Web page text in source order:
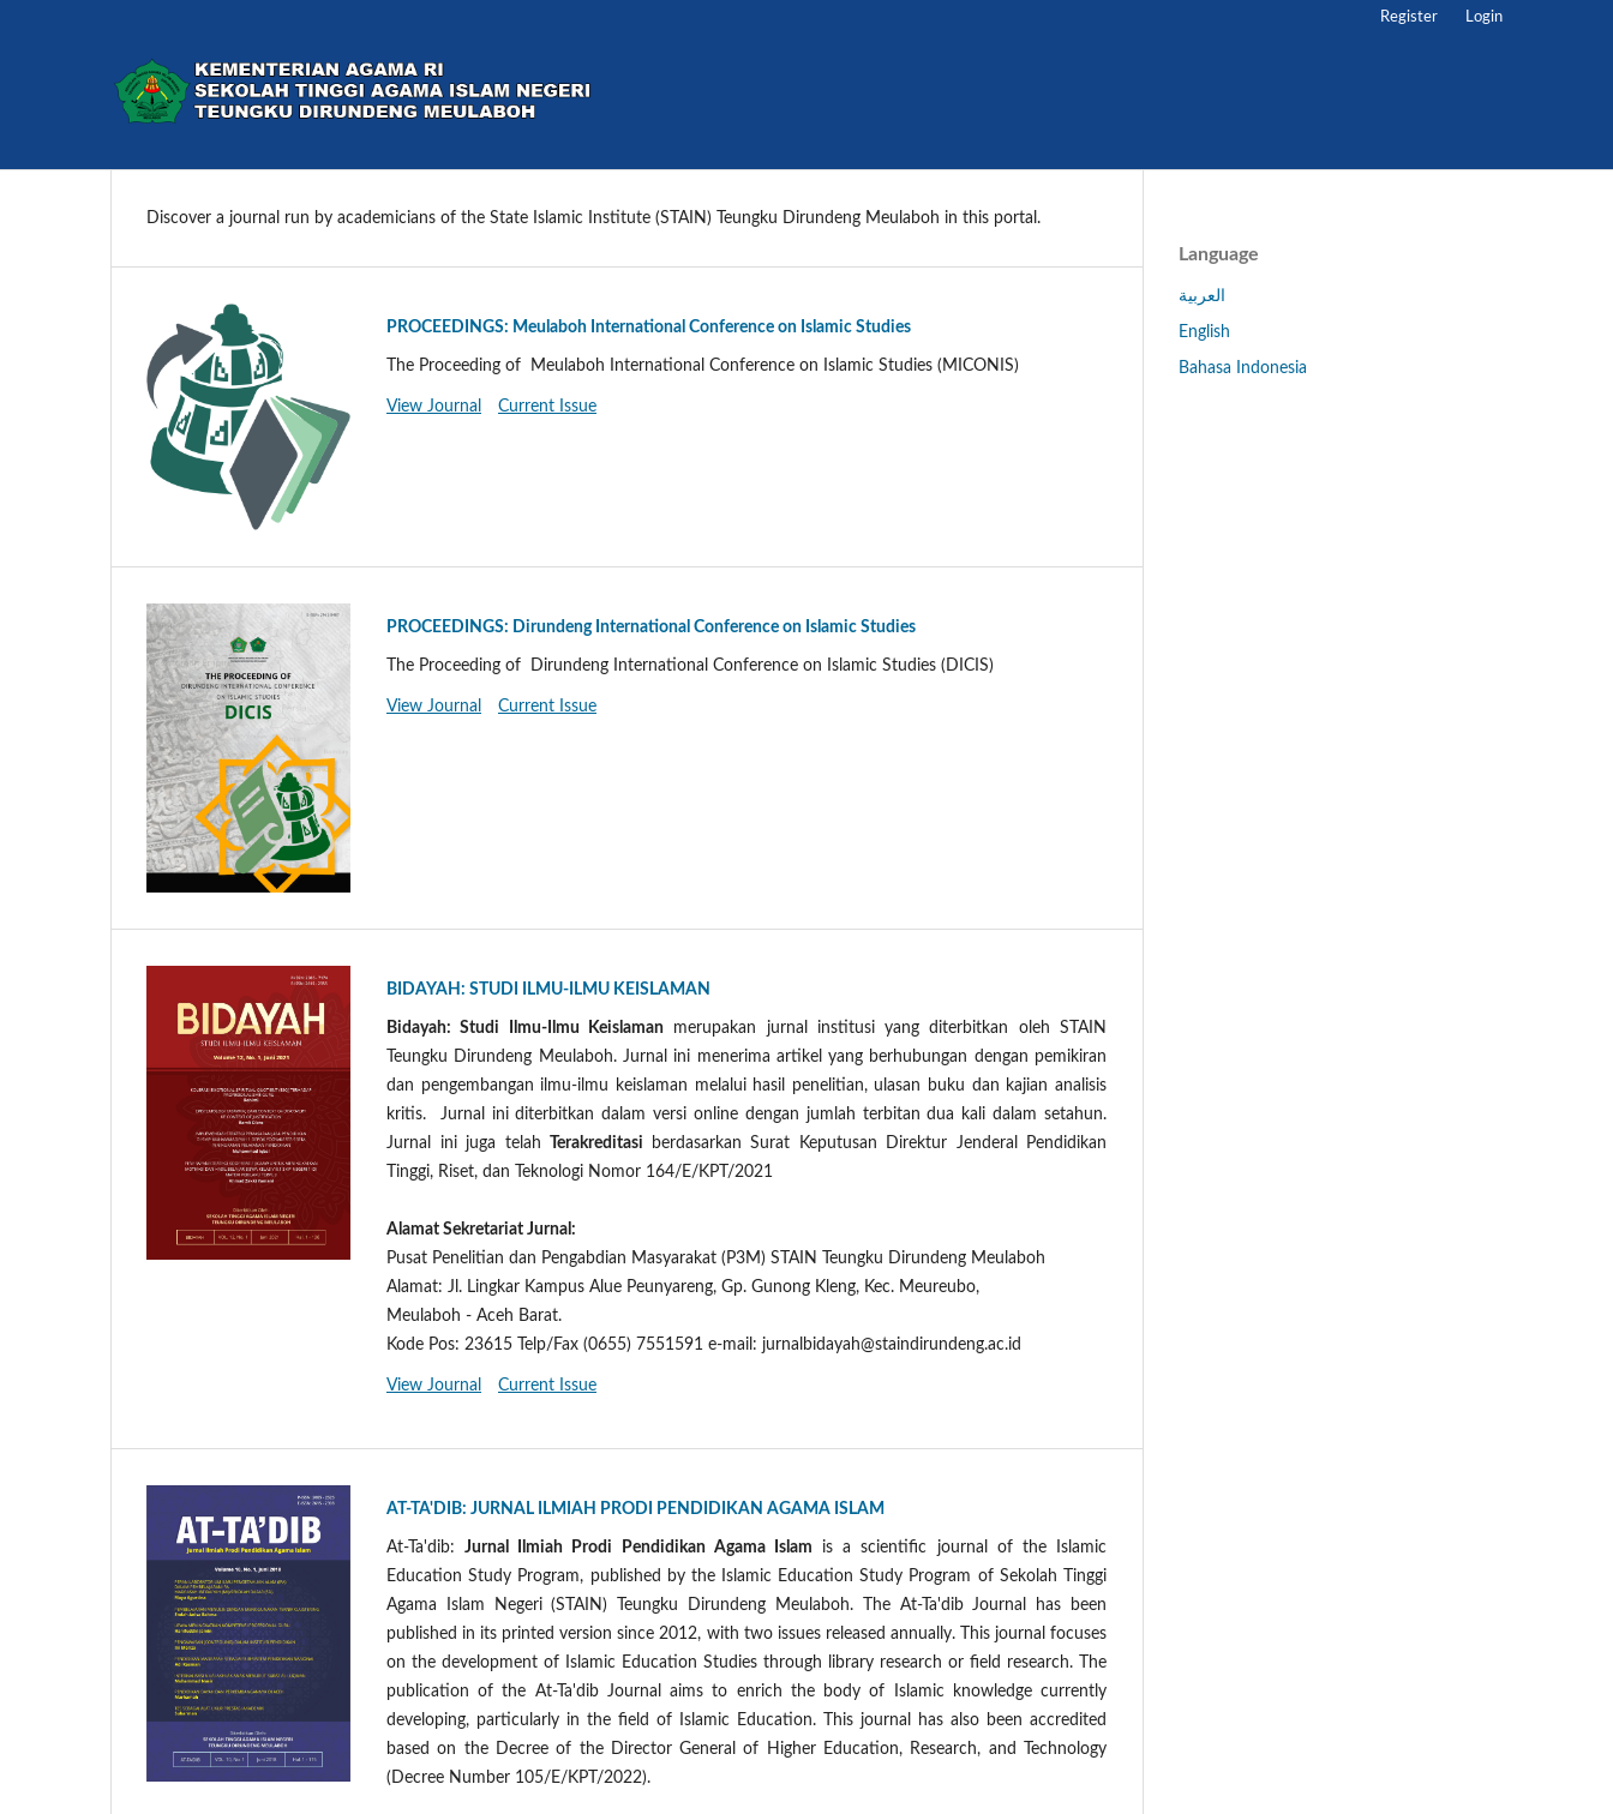
Register Login
Discover a journal run by academicians of the State Islamic Institute (STAIN) Teungku Dirundeng Meulaboh in this portal.
PROCEEDINGS: Meulaboh International Conference on Islamic Studies
The Proceeding of Meulaboh International Conference on Islamic Studies (MICONIS)
View Journal Current Issue
PROCEEDINGS: Dirundeng International Conference on Islamic Studies
The Proceeding of Dirundeng International Conference on Islamic Studies (DICIS)
View Journal Current Issue
BIDAYAH: STUDI ILMU-ILMU KEISLAMAN
Bidayah: Studi Ilmu-Ilmu Keislamanmerupakan jurnal institusi yang diterbitkan oleh STAIN
Teungku Dirundeng Meulaboh. Jurnal ini menerima artikel yang berhubungan dengan pemikiran
dan pengembangan ilmu-ilmu keislaman melalui hasil penelitian, ulasan buku dan kajian analisis
kritis. Jurnal ini diterbitkan dalam versi online dengan jumlah terbitan dua kali dalam setahun.
Jurnal ini juga telah Terakreditasi
berdasarkan Surat Keputusan Direktur Jenderal Pendidikan
Tinggi, Riset, dan Teknologi Nomor 164/E/KPT/2021
Alamat Sekretariat Jurnal:
Pusat Penelitian dan Pengabdian Masyarakat (P3M) STAIN Teungku Dirundeng Meulaboh
Alamat: Jl. Lingkar Kampus Alue Peunyareng, Gp. Gunong Kleng, Kec. Meureubo,
Meulaboh - Aceh Barat.
Kode Pos: 23615 Telp/Fax (0655) 7551591 e-mail: jurnalbidayah@staindirundeng.ac.id
View Journal Current Issue
AT-TA'DIB: JURNAL ILMIAH PRODI PENDIDIKAN AGAMA ISLAM
At-Ta'dib:Jurnal Ilmiah Prodi Pendidikan Agama Islam is a scientific journal of the Islamic
Education Study Program, published by the Islamic Education Study Program of Sekolah Tinggi
Agama Islam Negeri (STAIN) Teungku Dirundeng Meulaboh. The At-Ta'dib Journal has been
published in its printed version since 2012, with two issues released annually. This journal focuses
on the development of Islamic Education Studies through library research or field research. The
publication of the At-Ta'dib Journal aims to enrich the body of Islamic knowledge currently
developing, particularly in the field of Islamic Education. This journal has also been accredited
based on the Decree of the Director General of Higher Education, Research, and Technology
(Decree Number 105/E/KPT/2022).
Language
العربية
English
Bahasa Indonesia